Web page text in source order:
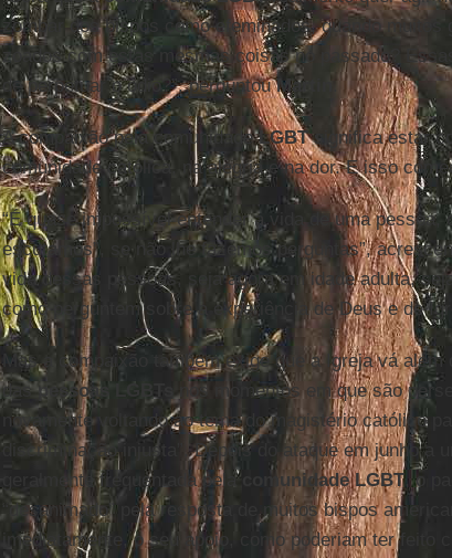
zombar dos bispos como efeminados, quando
zoados com estas mesmas coisas no passado?
de perpetuar o ódio?”, perguntouMartin
A compaixão pela comunidadeLGBTsignifica estar
comunidade católica, na alegria e na dor. E isso
“É quase impossível entender a vida de uma
escutamos”, se não lhe fazemos perguntas”,
vida dessas pessoas, seja agora em idade adulta,
como perguntem sobre a experiência de Deus e de
Mas a compaixão também exige que a Igreja vá além
daspessoas LGBTs nos momentos em que são
novamente voltando ao tema do magistério católico
discriminação injusta”. Depois do ataque em junho a
geralmente frequentada pela comunidade LGBT, o
“desanimado” pela resposta de muitos bispos
imediatamente, o seu apoio, como poderiam ter feito